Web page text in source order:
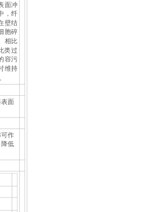
面冲
，纤
壁结
胞碎
相比
类过
容污
维持
面
作
低